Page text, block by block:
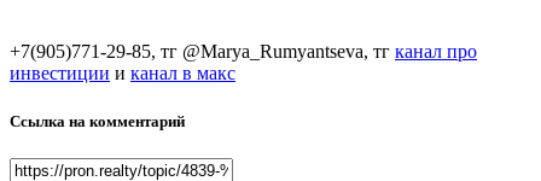
+7(905)771-29-85, тг @Marya_Rumyantseva, тг канал про
инвестиции и канал в макс
Ссылка на комментарий